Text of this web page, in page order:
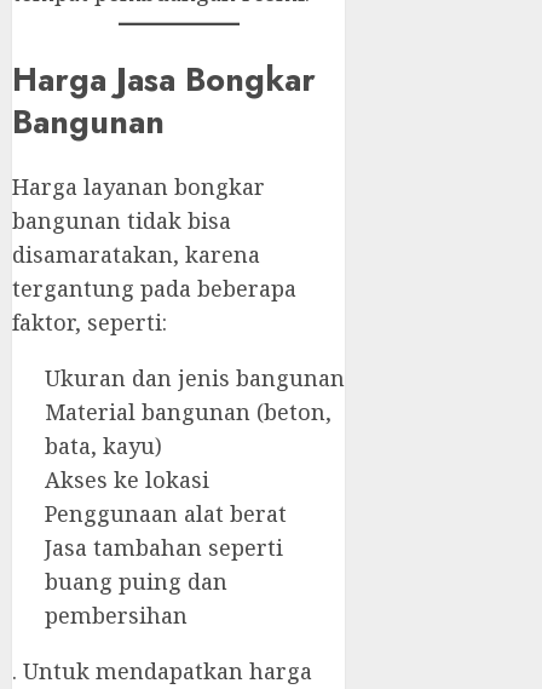
Harga Jasa Bongkar
Bangunan
Harga layanan bongkar
bangunan tidak bisa
disamaratakan, karena
tergantung pada beberapa
faktor, seperti:
Ukuran dan jenis bangunan
Material bangunan (beton,
bata, kayu)
Akses ke lokasi
Penggunaan alat berat
Jasa tambahan seperti
buang puing dan
pembersihan
. Untuk mendapatkan harga